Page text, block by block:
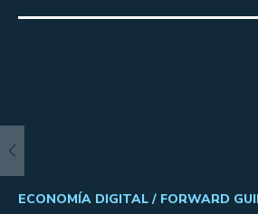
ECONOMÍA DIGITAL / FORWARD